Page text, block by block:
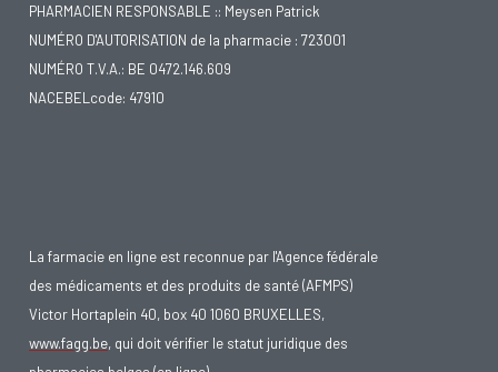
PHARMACIEN RESPONSABLE :: Meysen Patrick
NUMÉRO D'AUTORISATION de la pharmacie : 723001
NUMÉRO T.V.A.: BE 0472.146.609
NACEBELcode: 47910
La farmacie en ligne est reconnue par l'Agence fédérale
des médicaments et des produits de santé (AFMPS)
Victor Hortaplein 40, box 40 1060 BRUXELLES,
www.fagg.be, qui doit vérifier le statut juridique des